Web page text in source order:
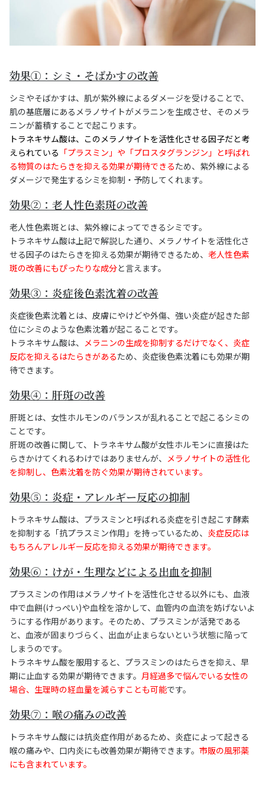
効果①：シミ・そばかすの改善
シミやそばかすは、肌が紫外線によるダメージを受けることで、
肌の基底層にあるメラノサイトがメラニンを生成させ、そのメラ
ニンが蓄積することで起こります。
トラネキサム酸は、このメラノサイトを活性化させる因子だと考
えられている 「プラスミン」や「プロスタグランジン」と呼ばれ
る物質のはたらきを抑える効果が期待できるため、紫外線による
ダメージで発生するシミを抑制・予防してくれます。
効果②：老人性色素斑の改善
老人性色素斑とは、紫外線によってできるシミです。
トラネキサム酸は上記で解説した通り、メラノサイトを活性化さ
せる因子のはたらきを抑える効果が期待できるため、 老人性色素
斑の改善にもぴったりな成分と言えます。
効果③：炎症後色素沈着の改善
炎症後色素沈着とは、皮膚にやけどや外傷、強い炎症が起きた部
位にシミのような色素沈着が起こることです。
トラネキサム酸は、
メラニンの生成を抑制するだけでなく、炎症
反応を抑えるはたらきがあるため、炎症後色素沈着にも効果が期
待できます。
効果④：肝斑の改善
肝斑とは、女性ホルモンのバランスが乱れることで起こるシミの
ことです。
肝斑の改善に関して、トラネキサム酸が女性ホルモンに直接はた
らきかけてくれるわけではありませんが、
メラノサイトの活性化
を抑制し、色素沈着を防ぐ効果が期待されています。
効果⑤：炎症・アレルギー反応の抑制
トラネキサム酸は、プラスミンと呼ばれる炎症を引き起こす酵素
を抑制する「抗プラスミン作用」を持っているため、 炎症反応は
もちろんアレルギー反応を抑える効果が期待できます。
効果⑥：けが・生理などによる出血を抑制
プラスミンの作用はメラノサイトを活性化させる以外にも、血液
中で血餅(けっぺい)や血栓を溶かして、血管内の血流を妨げないよ
うにする作用があります。そのため、プラスミンが活発である
と、血液が固まりづらく、出血が止まらないという状態に陥って
しまうのです。
トラネキサム酸を服用すると、プラスミンのはたらきを抑え、早
期に止血する効果が期待できます。 月経過多で悩んでいる女性の
場合、生理時の経血量を減らすことも可能です。
効果⑦：喉の痛みの改善
トラネキサム酸には抗炎症作用があるため、炎症によって起きる
喉の痛みや、口内炎にも改善効果が期待できます。 市販の風邪薬
にも含まれています。